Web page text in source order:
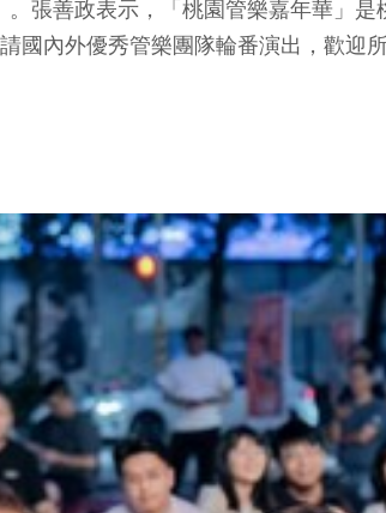
張善政表示，「桃園管樂嘉年華」
內外優秀管樂團隊輪番演出，歡迎